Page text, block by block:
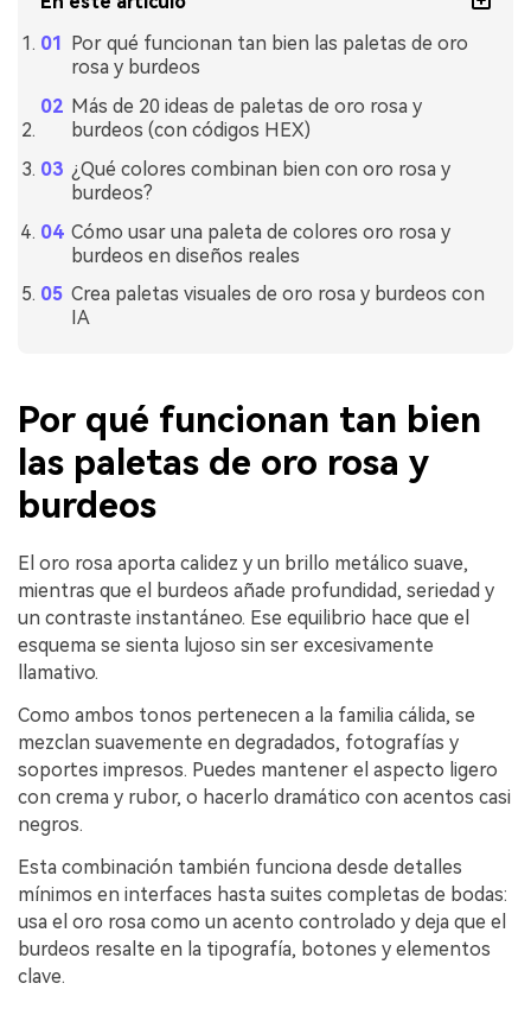
Por qué funcionan tan bien las paletas de oro
rosa y burdeos
Más de 20 ideas de paletas de oro rosa y
burdeos (con códigos HEX)
¿Qué colores combinan bien con oro rosa y
burdeos?
Cómo usar una paleta de colores oro rosa y
burdeos en diseños reales
Crea paletas visuales de oro rosa y burdeos con
IA
Por qué funcionan tan bien
las paletas de oro rosa y
burdeos
El oro rosa aporta calidez y un brillo metálico suave,
mientras que el burdeos añade profundidad, seriedad y
un contraste instantáneo. Ese equilibrio hace que el
esquema se sienta lujoso sin ser excesivamente
llamativo.
Como ambos tonos pertenecen a la familia cálida, se
mezclan suavemente en degradados, fotografías y
soportes impresos. Puedes mantener el aspecto ligero
con crema y rubor, o hacerlo dramático con acentos casi
negros.
Esta combinación también funciona desde detalles
mínimos en interfaces hasta suites completas de bodas:
usa el oro rosa como un acento controlado y deja que el
burdeos resalte en la tipografía, botones y elementos
clave.